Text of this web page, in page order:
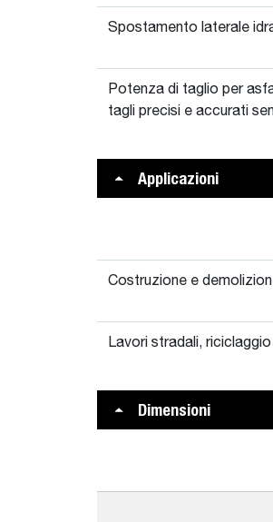
Spostamento laterale
Potenza di taglio per
tagli precisi e accurati
Applicazioni
Costruzione e
Lavori stradali,
Dimensioni